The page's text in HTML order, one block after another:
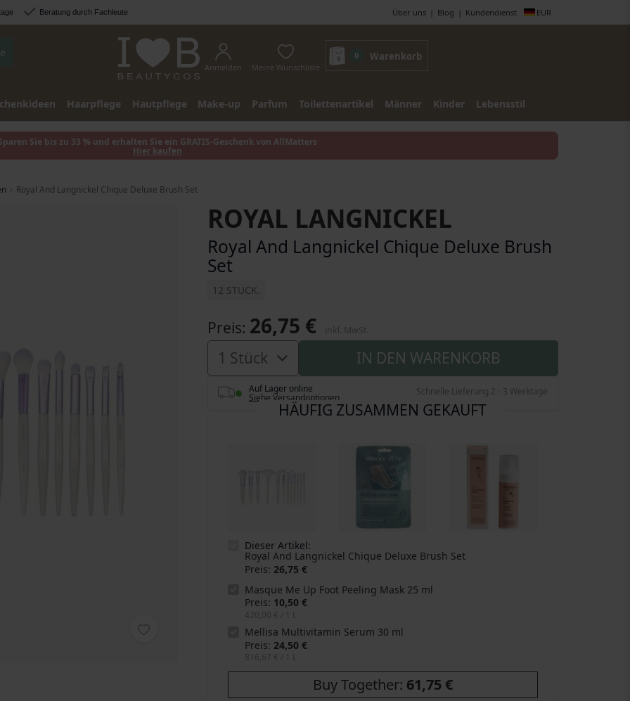
Beratung durch Fachleute EUR
Über uns Blog Kundendienst
Anmelden Meine Wunschliste
0 Warenkorb
Haarpflege Hautpflege Make-up Parfum Toilettenartikel Männer Kinder Lebensstil
Sie bis zu 33 % und erhalten Sie ein GRATIS-Geschenk von AllMatters
Hier kaufen
Royal And Langnickel Chique Deluxe Brush Set
ROYAL LANGNICKEL
Royal And Langnickel Chique Deluxe Brush
Set
12 STUCK.
Preis 26,75 €
IN DEN WARENKORB
Auf Lager online
Siehe Versandoptionen
Schnelle Lieferung 2 - 3 Werktage
HÄUFIG ZUSAMMEN GEKAUFT
Dieser Artikel:
Royal And Langnickel Chique Deluxe Brush Set
Preis 26,75 €
Masque Me Up Foot Peeling Mask 25 ml
Preis 10,50 €
Mellisa Multivitamin Serum 30 ml
Preis 24,50 €
Buy Together: 61,75 €